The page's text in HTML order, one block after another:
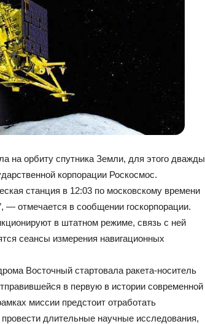
на орбиту спутника Земли, для этого дважды
корпорации Роскосмос.
станция в 12:03 по московскому времени
— отмечается в сообщении госкорпорации.
в штатном режиме, связь с ней
сеансы измерения навигационных
Восточный стартовала ракета-носитель
в первую в истории современной
миссии предстоит отработать
провести длительные научные исследования,